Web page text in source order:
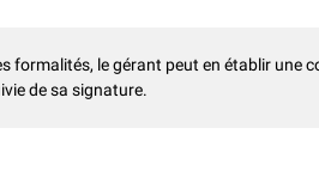
formalités, le gérant peut en établir une
de sa signature.